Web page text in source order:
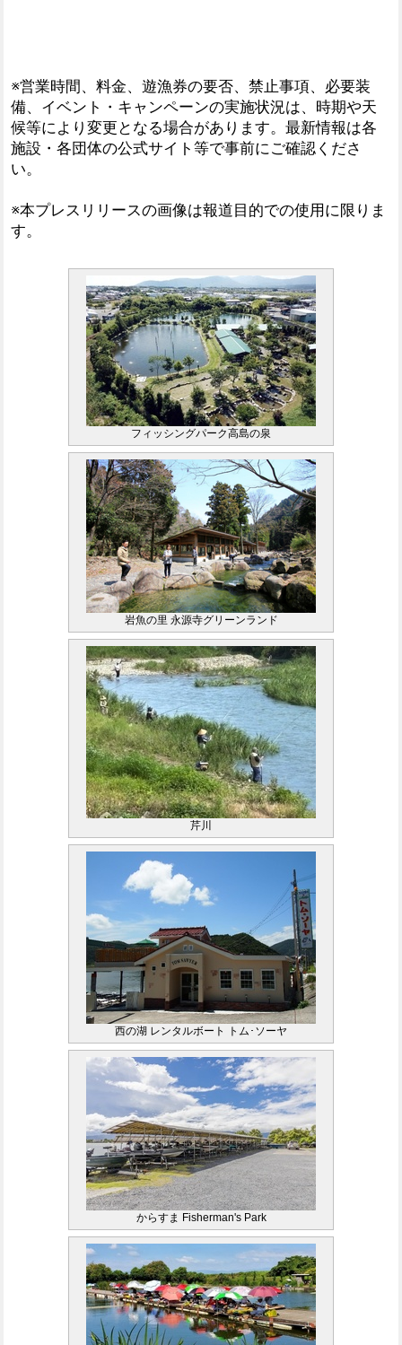
※営業時間、料金、遊漁券の要否、禁止事項、必要装
備、イベント・キャンペーンの実施状況は、時期や天
候等により変更となる場合があります。最新情報は各
施設・各団体の公式サイト等で事前にご確認くださ
い。
※本プレスリリースの画像は報道目的での使用に限りま
す。
フィッシングパーク高島の泉
岩魚の里 永源寺グリーンランド
芹川
西の湖 レンタルボート トム･ソーヤ
からすま Fisherman's Park